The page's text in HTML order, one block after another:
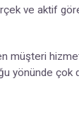
ve aktif
müşteri
yönünde çok